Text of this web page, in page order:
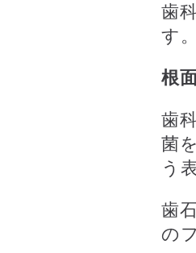
歯
す。
根
歯
菌
う
歯
の